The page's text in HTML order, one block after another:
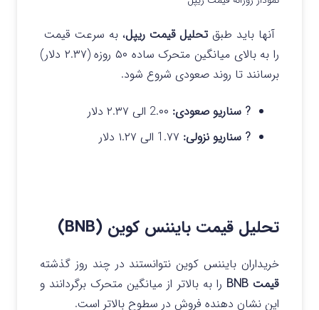
آنها باید طبق تحلیل قیمت ریپل، به سرعت قیمت
را به بالای میانگین متحرک ساده ۵۰ روزه (۲.۳۷ دلار)
برسانند تا روند صعودی شروع شود.
? سناریو صعودی:
? سناریو نزولی:
تحلیل قیمت بایننس کوین (BNB)
خریداران بایننس کوین نتوانستند در چند روز گذشته
قیمت BNB
را به بالاتر از میانگین متحرک برگردانند و
این نشان دهنده فروش در سطوح بالاتر است.